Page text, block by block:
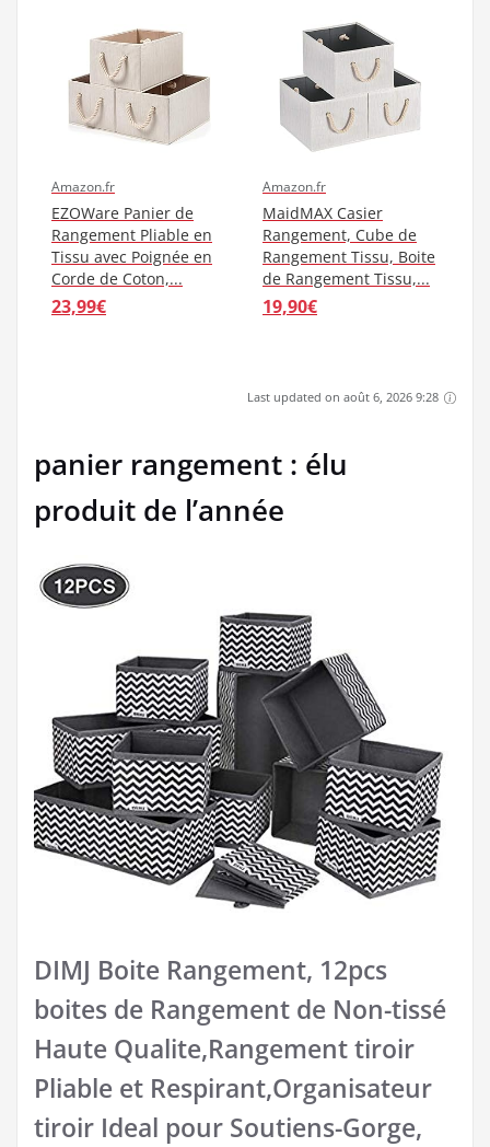
Amazon.fr
EZOWare Panier de
Rangement Pliable en
Tissu avec Poignée en
Corde de Coton,...
23,99€
Amazon.fr
MaidMAX Casier
Rangement, Cube de
Rangement Tissu, Boite
de Rangement Tissu,...
19,90€
Last updated on août 6, 2026 9:28
panier rangement : élu
produit de l’année
DIMJ Boite Rangement, 12pcs
boites de Rangement de Non-tissé
Haute Qualite,Rangement tiroir
Pliable et Respirant,Organisateur
tiroir Ideal pour Soutiens-Gorge,